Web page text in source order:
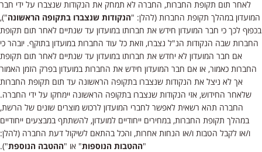
לאחר תום תקופת החברות, החברה לא תמחק את הנקודות שנצברו על ידי חבר
המועדון במהלך תקופת החברות (להלן: "הנקודות שנצברו בתקופה הראשונה"),
בכפוף לכך כי חבר המועדון חידש את חברותו במועדון עד שנתיים לאחר תום תקופת
החברות שבה הנקודות הנ"ל נצברו, וזאת כל עוד החברות במועדון בתוקף. יובהר כי
אם חבר המועדון לא יחדש את חברותו במועדון עד שנתיים לאחר תום תקופת
החברות כאמור, או אם חבר המועדון חידש את החברות במועדון בפרק הזמן האמור
אך לא ניצל את הנקודות שנצברו בתקופה הראשונה עד תום תקופת החברות
שלאחר החידוש, אזי הנקודות שנצברו בתקופה הראשונה יימחקו על ידי החברה.
החברה תהא רשאית לאפשר לחברי המועדון לרכוש מוצרים שונים של הרשת,
במהלך תקופת החברות, במחירים ייחודיים למועדון, להשתתף במבצעים ייחודיים
ו/או לקבל הטבות ו/או הנחות אחרות, והכל בהתאם לשיקול דעת החברה (להלן:
"ההטבות הנוספות" או "ההטבה הנוספת").